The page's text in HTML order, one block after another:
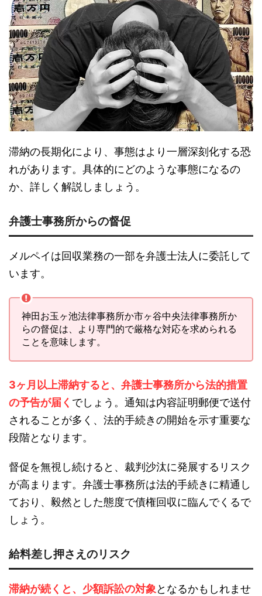
滞納の長期化により、事態はより一層深刻化する恐
れがあります。具体的にどのような事態になるの
か、詳しく解説しましょう。
弁護士事務所からの督促
メルペイは回収業務の一部を弁護士法人に委託して
います。
神田お玉ヶ池法律事務所か市ヶ谷中央法律事務所か
らの督促は、より専門的で厳格な対応を求められる
ことを意味します。
3ヶ月以上滞納すると、弁護士事務所から法的措置
の予告が届く でしょう。通知は内容証明郵便で送付
されることが多く、法的手続きの開始を示す重要な
段階となります。
督促を無視し続けると、裁判沙汰に発展するリスク
が高まります。弁護士事務所は法的手続きに精通し
ており、毅然とした態度で債権回収に臨んでくるで
しょう。
給料差し押さえのリスク
滞納が続くと、少額訴訟の対象 となるかもしれませ